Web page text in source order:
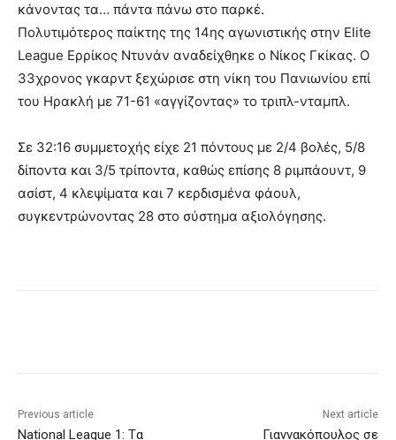
κάνοντας τα… πάντα πάνω στο παρκέ.
Πολυτιμότερος παίκτης της 14ης αγωνιστικής στην Elite
League Ερρίκος Ντυνάν αναδείχθηκε ο Νίκος Γκίκας. Ο
33χρονος γκαρντ ξεχώρισε στη νίκη του Πανιωνίου επί
του Ηρακλή με 71-61 «αγγίζοντας» το τριπλ-νταμπλ.
Σε 32:16 συμμετοχής είχε 21 πόντους με 2/4 βολές, 5/8
δίποντα και 3/5 τρίποντα, καθώς επίσης 8 ριμπάουντ, 9
ασίστ, 4 κλεψίματα και 7 κερδισμένα φάουλ,
συγκεντρώνοντας 28 στο σύστημα αξιολόγησης.
Previous article
National League 1: Tα
Next article
Γιαννακόπουλος σε